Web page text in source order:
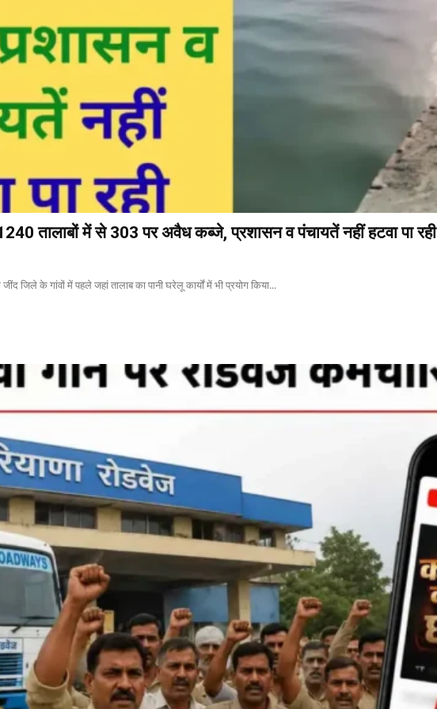
तालाबों में से 303 पर अवैध कब्जे, प्रशासन व पंचायतें नहीं हटवा पा रही
जिले के गांवों में पहले जहां तालाब का पानी घरेलू कार्यों में भी प्रयोग किया...